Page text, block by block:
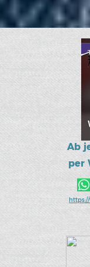
Ab
per
https://